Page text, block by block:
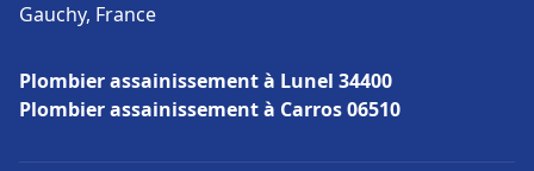
Gauchy, France
Plombier assainissement à Lunel 34400
Plombier assainissement à Carros 06510